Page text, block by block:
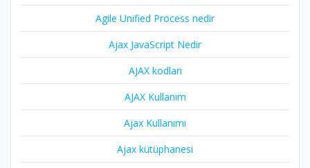
Agile Unified Process nedir
Ajax JavaScript Nedir
AJAX kodları
AJAX Kullanım
Ajax Kullanımı
Ajax kütüphanesi